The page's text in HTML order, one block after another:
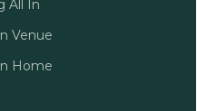
All In
Venue
Home